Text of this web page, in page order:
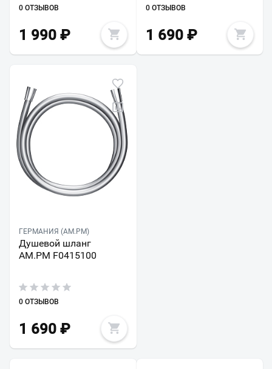
0 ОТЗЫВОВ
1 990 ₽
0 ОТЗЫВОВ
1 690₽
ГЕРМАНИЯ (AM.PM)
Душевой шланг
AM.PM F0415100
0 ОТЗЫВОВ
1 690 ₽